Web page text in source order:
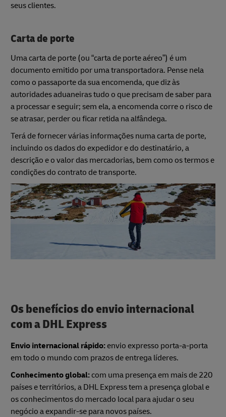
seus clientes.
Carta de porte
Uma carta de porte (ou “carta de porte aéreo”) é um
documento emitido por uma transportadora. Pense nela
como o passaporte da sua encomenda, que diz às
autoridades aduaneiras tudo o que precisam de saber para
a processar e seguir; sem ela, a encomenda corre o risco de
se atrasar, perder ou ficar retida na alfândega.
Terá de fornecer várias informações numa carta de porte,
incluindo os dados do expedidor e do destinatário, a
descrição e o valor das mercadorias, bem como os termos e
condições do contrato de transporte.
Os benefícios do envio internacional
com a DHL Express
Envio internacional rápido: envio expresso porta-a-porta
em todo o mundo com prazos de entrega líderes.
Conhecimento global: com uma presença em mais de 220
países e territórios, a DHL Express tem a presença global e
os conhecimentos do mercado local para ajudar o seu
negócio a expandir-se para novos países.